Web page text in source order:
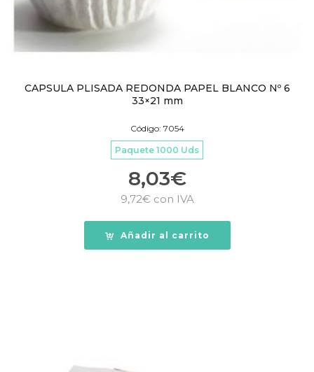
CAPSULA PLISADA REDONDA PAPEL BLANCO Nº 6
33×21 mm
Código: 7054
Paquete 1000 Uds
8,03€
9,72€ con IVA
Añadir al carrito